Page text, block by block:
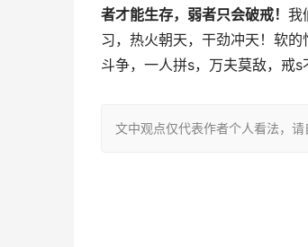
者才能生存，弱者只会破戒！ 我
习，热火朝天，干劲冲天！软
斗争，一人拼s，万夫莫敌，戒s
文中观点仅代表作者个人看法，请